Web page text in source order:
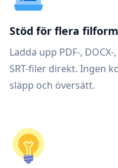
Stöd för flera
Ladda upp PDF-, DOCX-,
SRT-filer direkt. Ingen
släpp och översätt.